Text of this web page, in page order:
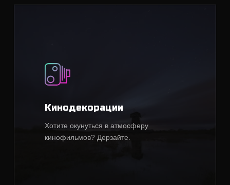
Кинодекорации
Хотите окунуться в атмосферу
кинофильмов? Дерзайте.